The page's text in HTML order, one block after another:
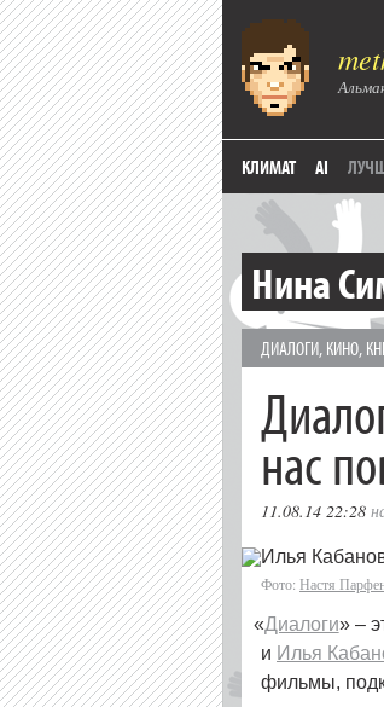
КЛИМАТ AI
Нина
ДИАЛОГИ, КИНО,
нас
11.08.14 22:28
Фото: Настя
«Диалоги» –
и Илья
фильмы,